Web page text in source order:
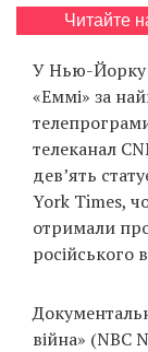
Читайте
У Нью-Йорку
«Еммі» за
телеканал
дев’ять
York Times,
отримали
російського
війна» (NBC